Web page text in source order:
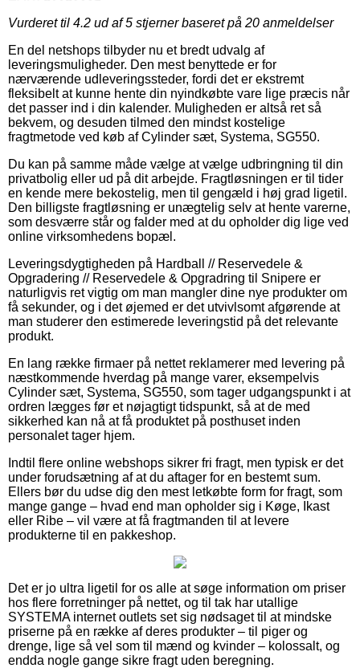
Vurderet til 4.2 ud af 5 stjerner baseret på 20 anmeldelser
En del netshops tilbyder nu et bredt udvalg af
leveringsmuligheder. Den mest benyttede er for
nærværende udleveringssteder, fordi det er ekstremt
fleksibelt at kunne hente din nyindkøbte vare lige præcis når
det passer ind i din kalender. Muligheden er altså ret så
bekvem, og desuden tilmed den mindst kostelige
fragtmetode ved køb af Cylinder sæt, Systema, SG550.
Du kan på samme måde vælge at vælge udbringning til din
privatbolig eller ud på dit arbejde. Fragtløsningen er til tider
en kende mere bekostelig, men til gengæld i høj grad ligetil.
Den billigste fragtløsning er unægtelig selv at hente varerne,
som desværre står og falder med at du opholder dig lige ved
online virksomhedens bopæl.
Leveringsdygtigheden på Hardball // Reservedele &
Opgradering // Reservedele & Opgradring til Snipere er
naturligvis ret vigtig om man mangler dine nye produkter om
få sekunder, og i det øjemed er det utvivlsomt afgørende at
man studerer den estimerede leveringstid på det relevante
produkt.
En lang række firmaer på nettet reklamerer med levering på
næstkommende hverdag på mange varer, eksempelvis
Cylinder sæt, Systema, SG550, som tager udgangspunkt i at
ordren lægges før et nøjagtigt tidspunkt, så at de med
sikkerhed kan nå at få produktet på posthuset inden
personalet tager hjem.
Indtil flere online webshops sikrer fri fragt, men typisk er det
under forudsætning af at du aftager for en bestemt sum.
Ellers bør du udse dig den mest letkøbte form for fragt, som
mange gange – hvad end man opholder sig i Køge, Ikast
eller Ribe – vil være at få fragtmanden til at levere
produkterne til en pakkeshop.
Det er jo ultra ligetil for os alle at søge information om priser
hos flere forretninger på nettet, og til tak har utallige
SYSTEMA internet outlets set sig nødsaget til at mindske
priserne på en række af deres produkter – til piger og
drenge, lige så vel som til mænd og kvinder – kolossalt, og
endda nogle gange sikre fragt uden beregning.